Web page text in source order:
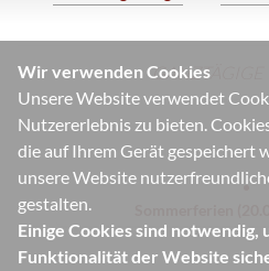
Wir verwenden Cookies
Unsere Website verwendet
Nutzererlebnis zu bieten.
die auf Ihrem Gerät gespeichert
unsere Website
gestalten.
Einige Cookies sind notwendig,
Funktionalität der Website
GANZTÄGIGE